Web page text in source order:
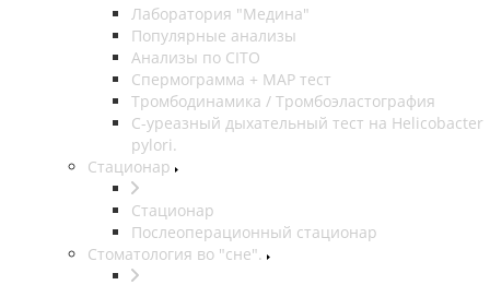
Лаборатория "Медина"
Популярные анализы
Анализы по CITO
Спермограмма + МАР тест
Тромбодинамика / Тромбоэластография
С-уреазный дыхательный тест на Helicobacter
pylori.
Стационар
Стационар
Послеоперационный стационар
Стоматология во "сне".